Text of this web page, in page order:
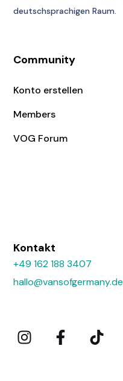
deutschsprachigen Raum.
Community
Konto erstellen
Members
VOG Forum
Kontakt
+49 162 188 3407
hallo@vansofgermany.de